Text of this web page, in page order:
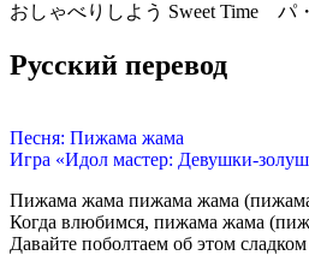
おしゃべりしよう Sweet Time パ
Русский перевод
Песня: Пижама жама
Игра «Идол мастер: Девушки-
Пижама жама пижама жама
Когда влюбимся, пижама жама
Давайте поболтаем об этом